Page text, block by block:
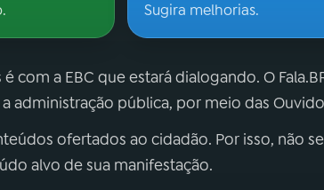
Sugira melhorias.
com a EBC que estará dialogando. O
administração pública, por meio das
ofertados ao cidadão. Por isso, não se
alvo de sua manifestação.